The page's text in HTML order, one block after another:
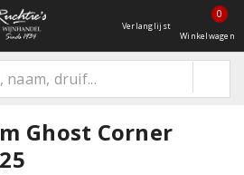
Verlanglijst
0
Winkelwagen
Ghost Corner